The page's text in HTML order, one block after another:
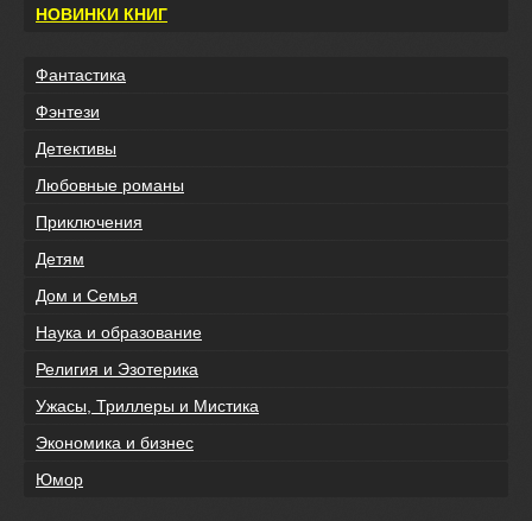
НОВИНКИ КНИГ
Фантастика
Фэнтези
Детективы
Любовные романы
Приключения
Детям
Дом и Семья
Наука и образование
Религия и Эзотерика
Ужасы, Триллеры и Мистика
Экономика и бизнес
Юмор